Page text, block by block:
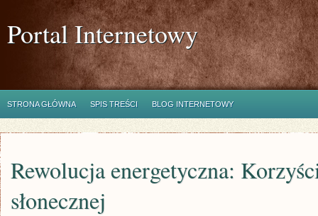
Portal Internetowy
STRONA GŁÓWNA SPIS TREŚCI BLOG INTERNETOWY
Rewolucja energetyczna:
słonecznej